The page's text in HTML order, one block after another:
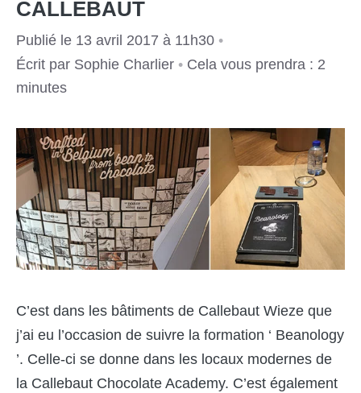
CALLEBAUT
Publié le 13 avril 2017 à 11h30 •
Écrit par Sophie Charlier • Cela vous prendra : 2
minutes
C’est dans les bâtiments de Callebaut Wieze que
j’ai eu l’occasion de suivre la formation ‘ Beanology
’. Celle-ci se donne dans les locaux modernes de
la Callebaut Chocolate Academy. C’est également